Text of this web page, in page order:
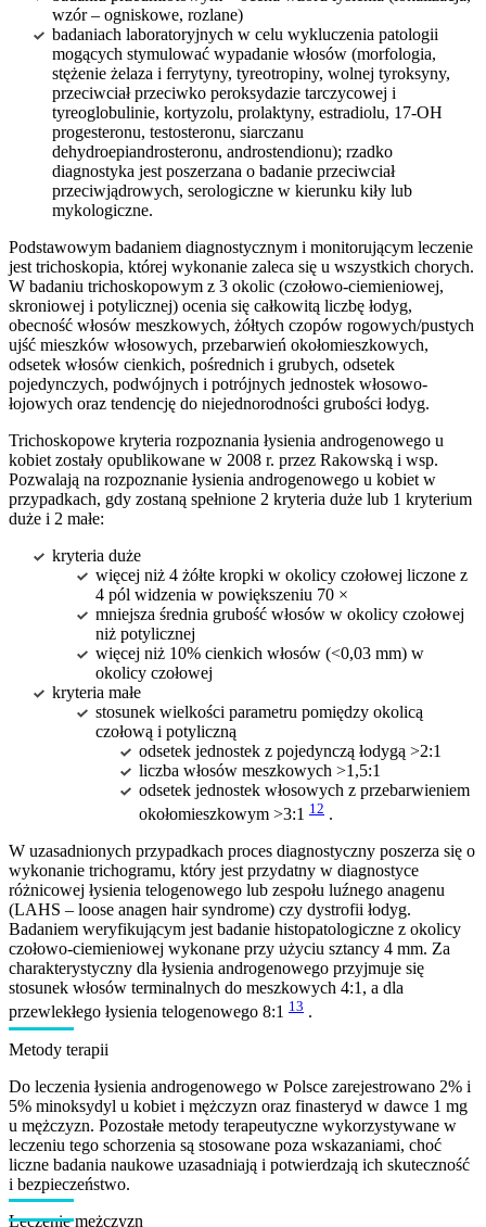
wzór – ogniskowe, rozlane)
badaniach laboratoryjnych w celu wykluczenia patologii
mogących stymulować wypadanie włosów (morfologia,
stężenie żelaza i ferrytyny, tyreotropiny, wolnej tyroksyny,
przeciwciał przeciwko peroksydazie tarczycowej i
tyreoglobulinie, kortyzolu, prolaktyny, estradiolu, 17-OH
progesteronu, testosteronu, siarczanu
dehydroepiandrosteronu, androstendionu); rzadko
diagnostyka jest poszerzana o badanie przeciwciał
przeciwjądrowych, serologiczne w kierunku kiły lub
mykologiczne.
Podstawowym badaniem diagnostycznym i monitorującym leczenie
jest trichoskopia, której wykonanie zaleca się u wszystkich chorych.
W badaniu trichoskopowym z 3 okolic (czołowo-ciemieniowej,
skroniowej i potylicznej) ocenia się całkowitą liczbę łodyg,
obecność włosów meszkowych, żółtych czopów rogowych/pustych
ujść mieszków włosowych, przebarwień okołomieszkowych,
odsetek włosów cienkich, pośrednich i grubych, odsetek
pojedynczych, podwójnych i potrójnych jednostek włosowo-
łojowych oraz tendencję do niejednorodności grubości łodyg.
Trichoskopowe kryteria rozpoznania łysienia androgenowego u
kobiet zostały opublikowane w 2008 r. przez Rakowską i wsp.
Pozwalają na rozpoznanie łysienia androgenowego u kobiet w
przypadkach, gdy zostaną spełnione 2 kryteria duże lub 1 kryterium
duże i 2 małe:
kryteria duże
więcej niż 4 żółte kropki w okolicy czołowej liczone z
4 pól widzenia w powiększeniu 70 ×
mniejsza średnia grubość włosów w okolicy czołowej
niż potylicznej
więcej niż 10% cienkich włosów (<0,03 mm) w
okolicy czołowej
kryteria małe
stosunek wielkości parametru pomiędzy okolicą
czołową i potyliczną
odsetek jednostek z pojedynczą łodygą >2:1
liczba włosów meszkowych >1,5:1
odsetek jednostek włosowych z przebarwieniem
okołomieszkowym >3:1 12 .
W uzasadnionych przypadkach proces diagnostyczny poszerza się o
wykonanie trichogramu, który jest przydatny w diagnostyce
różnicowej łysienia telogenowego lub zespołu luźnego anagenu
(LAHS – loose anagen hair syndrome) czy dystrofii łodyg.
Badaniem weryfikującym jest badanie histopatologiczne z okolicy
czołowo-ciemieniowej wykonane przy użyciu sztancy 4 mm. Za
charakterystyczny dla łysienia androgenowego przyjmuje się
stosunek włosów terminalnych do meszkowych 4:1, a dla
przewlekłego łysienia telogenowego 8:1 13 .
Metody terapii
Do leczenia łysienia androgenowego w Polsce zarejestrowano 2% i
5% minoksydyl u kobiet i mężczyzn oraz finasteryd w dawce 1 mg
u mężczyzn. Pozostałe metody terapeutyczne wykorzystywane w
leczeniu tego schorzenia są stosowane poza wskazaniami, choć
liczne badania naukowe uzasadniają i potwierdzają ich skuteczność
i bezpieczeństwo.
Leczenie mężczyzn